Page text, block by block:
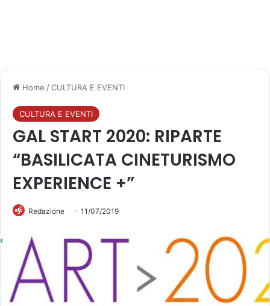
Home /CULTURA E EVENTI
CULTURA E EVENTI
GAL START 2020: RIPARTE
“BASILICATA CINETURISMO
EXPERIENCE +”
Redazione 11/07/2019